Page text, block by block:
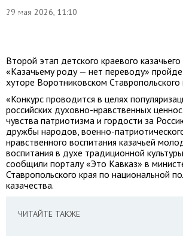
29 мая 2026, 11:10
Денис
Второй этап детского краевого казачьего
«Казачьему роду — нет переводу»
хуторе Воротниковском Ставропольского
«Конкурс проводится в целях
российских духовно-нравственных
чувства патриотизма и гордости за
дружбы народов, военно-
нравственного воспитания казачьей
воспитания в духе традиционной
сообщили порталу «Это Кавказ» в
Ставропольского края по национальной
казачества.
ЧИТАЙТЕ ТАКЖЕ